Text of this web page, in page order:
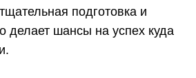
подготовка и
делает шансы на успех куда